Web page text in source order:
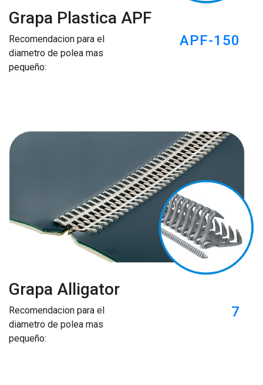
Grapa Plastica APF
Recomendacion para el
diametro de polea mas
pequeño:
APF-150
Grapa Alligator
Recomendacion para el
diametro de polea mas
pequeño:
7